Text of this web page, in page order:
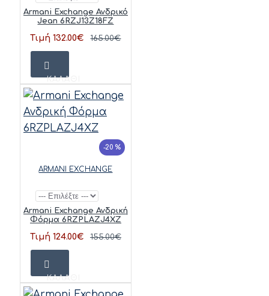
Armani Exchange Ανδρικό
Jean 6RZJ13Z18FZ
Τιμή 132.00€ 165.00€
ΚΑΛΆΘΙ
-20 %
ARMANI EXCHANGE
Armani Exchange Ανδρική
Φόρμα 6RZPLAZJ4XZ
Τιμή 124.00€ 155.00€
ΚΑΛΆΘΙ